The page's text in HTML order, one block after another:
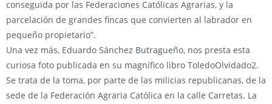
conseguida por las Federaciones Católicas Agrarias, y la
parcelación de grandes fincas que convierten al labrador en
pequeño propietario”.
Una vez más, Eduardo Sánchez Butragueño, nos presta esta
curiosa foto publicada en su magnífico libro ToledoOlvidado2.
Se trata de la toma, por parte de las milicias republicanas, de la
sede de la Federación Agraria Católica en la calle Carretas. La